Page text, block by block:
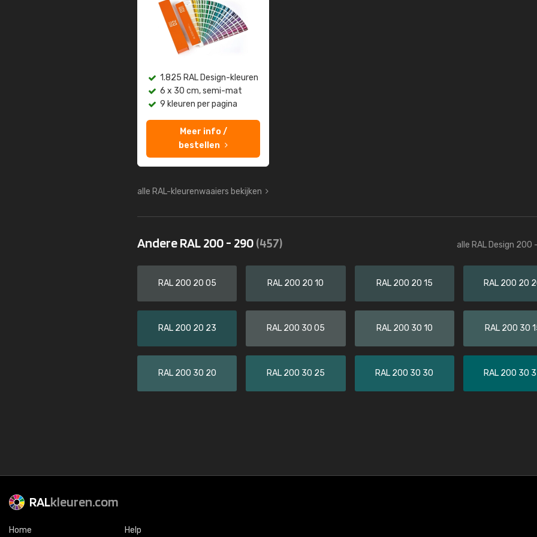
1.825 RAL Design-kleuren
6 x 30 cm, semi-mat
9 kleuren per pagina
Meer info /
bestellen
alle RAL-kleurenwaaiers bekijken
Andere RAL 200 - 290(457) alle RAL Design 200
RAL 200 20 05 RAL 200 20 10 RAL 200 20 15 RAL 200 20
RAL 200 20 23 RAL 200 30 05 RAL 200 30 10 RAL 200 30
RAL 200 30 20 RAL 200 30 25 RAL 200 30 30 RAL 200 30
RALkleuren.com
Home Help